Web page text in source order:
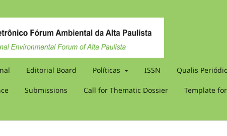
Editorial Board Políticas ISSN Qualis
Submissions Call for Thematic Dossier Template